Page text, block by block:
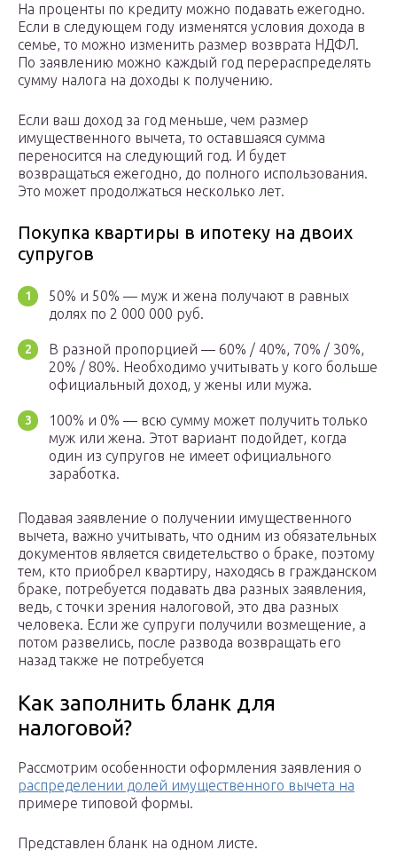
На проценты по кредиту можно подавать ежегодно.
Если в следующем году изменятся условия дохода в
семье, то можно изменить размер возврата НДФЛ.
По заявлению можно каждый год перераспределять
сумму налога на доходы к получению.
Если ваш доход за год меньше, чем размер
имущественного вычета, то оставшаяся сумма
переносится на следующий год. И будет
возвращаться ежегодно, до полного использования.
Это может продолжаться несколько лет.
Покупка квартиры в ипотеку на двоих
супругов
50% и 50% — муж и жена получают в равных
долях по 2 000 000 руб.
В разной пропорцией — 60% / 40%, 70% / 30%,
20% / 80%. Необходимо учитывать у кого больше
официальный доход, у жены или мужа.
100% и 0% — всю сумму может получить только
муж или жена. Этот вариант подойдет, когда
один из супругов не имеет официального
заработка.
Подавая заявление о получении имущественного
вычета, важно учитывать, что одним из обязательных
документов является свидетельство о браке, поэтому
тем, кто приобрел квартиру, находясь в гражданском
браке, потребуется подавать два разных заявления,
ведь, с точки зрения налоговой, это два разных
человека. Если же супруги получили возмещение, а
потом развелись, после развода возвращать его
назад также не потребуется
Как заполнить бланк для
налоговой?
Рассмотрим особенности оформления заявления о
распределении долей имущественного вычета на
примере типовой формы.
Представлен бланк на одном листе.